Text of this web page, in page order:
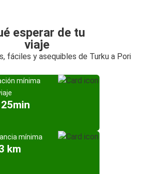
esperar de tu
viaje
fáciles y asequibles de Turku a Pori
mínima
mínima
km